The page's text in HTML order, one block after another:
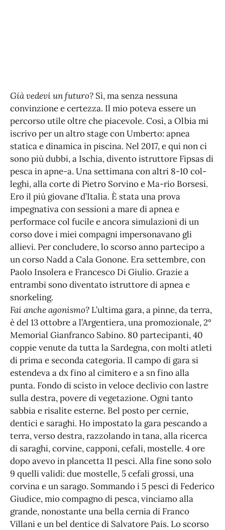
Già vedevi un futuro? Sì, ma senza nessuna
convinzione e certezza. Il mio poteva essere un
percorso utile oltre che piacevole. Così, a Olbia mi
iscrivo per un altro stage con Umberto: apnea
statica e dinamica in piscina. Nel 2017, e qui non ci
sono più dubbi, a Ischia, divento istruttore Fipsas di
pesca in apne-a. Una settimana con altri 8-10 col-
leghi, alla corte di Pietro Sorvino e Ma-rio Borsesi.
Ero il più giovane d’Italia. È stata una prova
impegnativa con sessioni a mare di apnea e
performace col fucile e ancora simulazioni di un
corso dove i miei compagni impersonavano gli
allievi. Per concludere, lo scorso anno partecipo a
un corso Nadd a Cala Gonone. Era settembre, con
Paolo Insolera e Francesco Di Giulio. Grazie a
entrambi sono diventato istruttore di apnea e
snorkeling.
Fai anche agonismo? L’ultima gara, a pinne, da terra,
è del 13 ottobre a l’Argentiera, una promozionale, 2°
Memorial Gianfranco Sabino. 80 partecipanti, 40
coppie venute da tutta la Sardegna, con molti atleti
di prima e seconda categoria. Il campo di gara si
estendeva a dx fino al cimitero e a sn fino alla
punta. Fondo di scisto in veloce declivio con lastre
sulla destra, povere di vegetazione. Ogni tanto
sabbia e risalite esterne. Bel posto per cernie,
dentici e saraghi. Ho impostato la gara pescando a
terra, verso destra, razzolando in tana, alla ricerca
di saraghi, corvine, capponi, cefali, mostelle. 4 ore
dopo avevo in plancetta 11 pesci. Alla fine sono solo
9 quelli validi: due mostelle, 5 cefali grossi, una
corvina e un sarago. Sommando i 5 pesci di Federico
Giudice, mio compagno di pesca, vinciamo alla
grande, nonostante una bella cernia di Franco
Villani e un bel dentice di Salvatore Pais. Lo scorso